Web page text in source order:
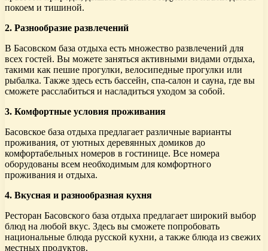
покоем и тишиной.
2. Разнообразие развлечений
В Басовском база отдыха есть множество развлечений для
всех гостей. Вы можете заняться активными видами отдыха,
такими как пешие прогулки, велосипедные прогулки или
рыбалка. Также здесь есть бассейн, спа-салон и сауна, где вы
сможете расслабиться и насладиться уходом за собой.
3. Комфортные условия проживания
Басовское база отдыха предлагает различные варианты
проживания, от уютных деревянных домиков до
комфортабельных номеров в гостинице. Все номера
оборудованы всем необходимым для комфортного
проживания и отдыха.
4. Вкусная и разнообразная кухня
Ресторан Басовского база отдыха предлагает широкий выбор
блюд на любой вкус. Здесь вы сможете попробовать
национальные блюда русской кухни, а также блюда из свежих
местных продуктов.